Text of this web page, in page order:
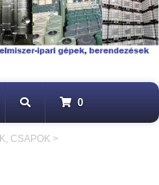
0
CSAPOK >